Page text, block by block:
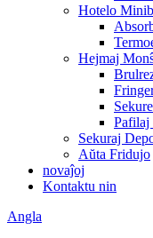
Hotelo
Hejmaj
Pafilaj
Sekuraj
Aŭta Fridujo
novaĵoj
Kontaktu nin
Angla